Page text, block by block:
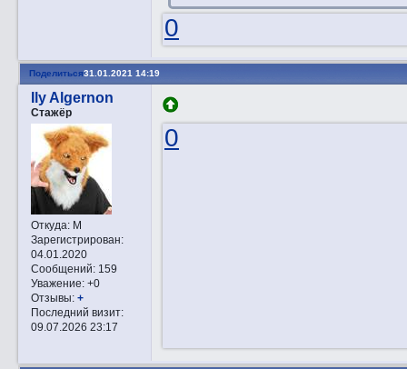
0
Поделиться31.01.2021 14:19
Ily Algernon
Стажёр
Откуда:М
Зарегистрирован:
04.01.2020
Сообщений:159
Уважение: +0
Отзывы: +
Последний визит:
09.07.2026 23:17
0